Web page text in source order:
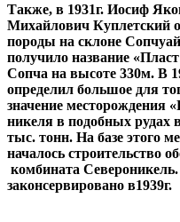
Также, в 1931г. Иосиф
Михайлович Куплетский
породы на склоне
получило название
Сопча на высоте 330м. В
определил большое для
значение месторождения
никеля в подобных рудах
тыс. тонн. На базе этого
началось строительство
комбината
законсервировано в1939г.